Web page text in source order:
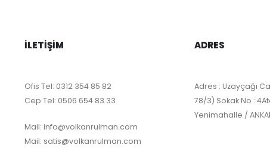
İLETIŞIM
Ofis Tel: 0312 354 85 82
Cep Tel: 0506 654 83 33
Mail: info@volkanrulman.com
Mail: satis@volkanrulman.com
ADRES
Adres : Uzayçağı
78/3) Sokak No :
Yenimahalle /